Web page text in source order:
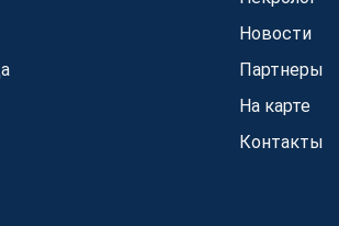
Новости
Партнеры
На карте
Контакты